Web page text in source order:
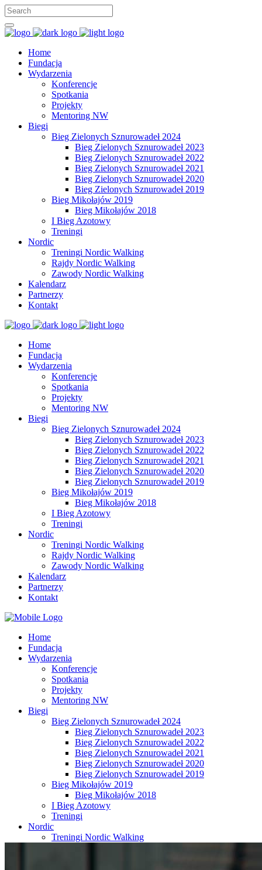
Home
Fundacja
Wydarzenia
Konferencje
Spotkania
Projekty
Mentoring NW
Biegi
Bieg Zielonych Sznurowadeł 2024
Bieg Zielonych Sznurowadeł 2023
Bieg Zielonych Sznurowadeł 2022
Bieg Zielonych Sznurowadeł 2021
Bieg Zielonych Sznurowadeł 2020
Bieg Zielonych Sznurowadeł 2019
Bieg Mikołajów 2019
Bieg Mikołajów 2018
I Bieg Azotowy
Treningi
Nordic
Treningi Nordic Walking
Rajdy Nordic Walking
Zawody Nordic Walking
Kalendarz
Partnerzy
Kontakt
Home
Fundacja
Wydarzenia
Konferencje
Spotkania
Projekty
Mentoring NW
Biegi
Bieg Zielonych Sznurowadeł 2024
Bieg Zielonych Sznurowadeł 2023
Bieg Zielonych Sznurowadeł 2022
Bieg Zielonych Sznurowadeł 2021
Bieg Zielonych Sznurowadeł 2020
Bieg Zielonych Sznurowadeł 2019
Bieg Mikołajów 2019
Bieg Mikołajów 2018
I Bieg Azotowy
Treningi
Nordic
Treningi Nordic Walking
Rajdy Nordic Walking
Zawody Nordic Walking
Kalendarz
Partnerzy
Kontakt
Home
Fundacja
Wydarzenia
Konferencje
Spotkania
Projekty
Mentoring NW
Biegi
Bieg Zielonych Sznurowadeł 2024
Bieg Zielonych Sznurowadeł 2023
Bieg Zielonych Sznurowadeł 2022
Bieg Zielonych Sznurowadeł 2021
Bieg Zielonych Sznurowadeł 2020
Bieg Zielonych Sznurowadeł 2019
Bieg Mikołajów 2019
Bieg Mikołajów 2018
I Bieg Azotowy
Treningi
Nordic
Treningi Nordic Walking